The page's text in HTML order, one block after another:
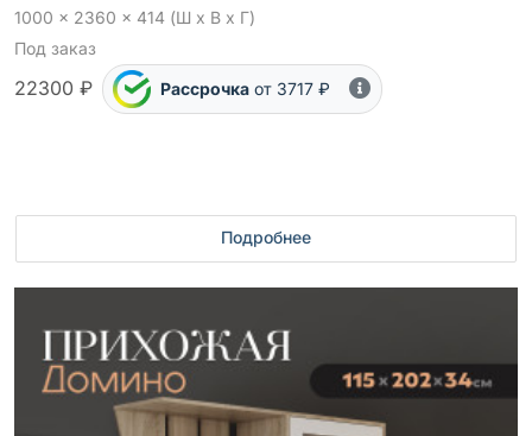
1000 x 2360 x 414 (Ш x В x Г)
Под заказ
22300 ₽ Рассрочка от 3717 ₽
Подробнее